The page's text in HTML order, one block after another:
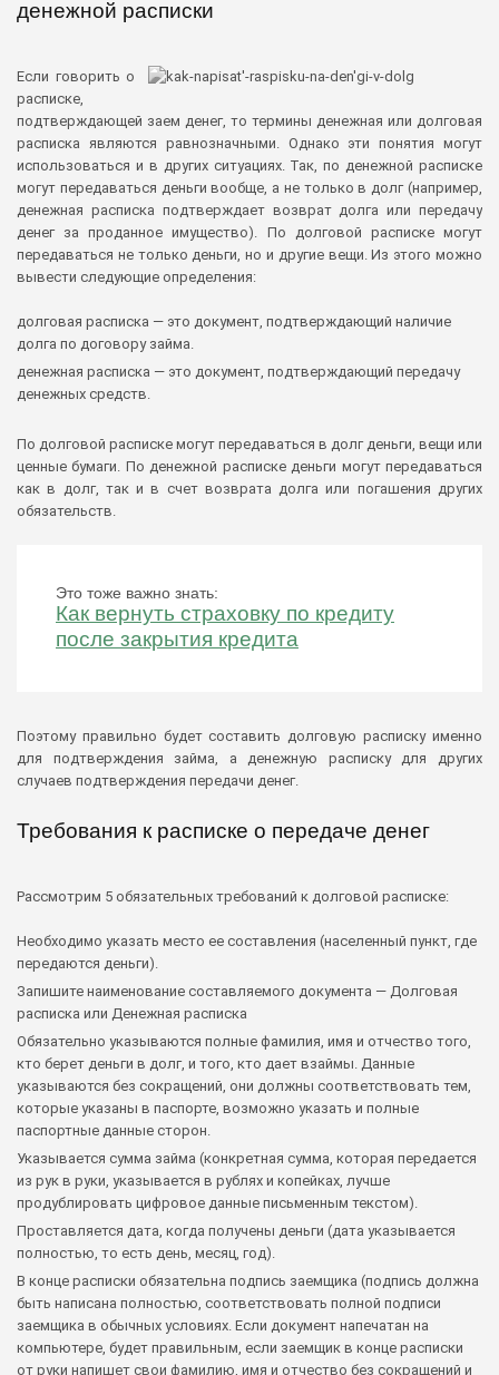
денежной расписки
Если говорить о
расписке,
подтверждающей заем денег, то термины денежная или долговая
расписка являются равнозначными. Однако эти понятия могут
использоваться и в других ситуациях. Так, по денежной расписке
могут передаваться деньги вообще, а не только в долг (например,
денежная расписка подтверждает возврат долга или передачу
денег за проданное имущество). По долговой расписке могут
передаваться не только деньги, но и другие вещи. Из этого можно
вывести следующие определения:
долговая расписка — это документ, подтверждающий наличие
долга по договору займа.
денежная расписка — это документ, подтверждающий передачу
денежных средств.
По долговой расписке могут передаваться в долг деньги, вещи или
ценные бумаги. По денежной расписке деньги могут передаваться
как в долг, так и в счет возврата долга или погашения других
обязательств.
Это тоже важно знать:
Как вернуть страховку по кредиту
после закрытия кредита
Поэтому правильно будет составить долговую расписку именно
для подтверждения займа, а денежную расписку для других
случаев подтверждения передачи денег.
Требования к расписке о передаче денег
Рассмотрим 5 обязательных требований к долговой расписке:
Необходимо указать место ее составления (населенный пункт, где
передаются деньги).
Запишите наименование составляемого документа — Долговая
расписка или Денежная расписка
Обязательно указываются полные фамилия, имя и отчество того,
кто берет деньги в долг, и того, кто дает взаймы. Данные
указываются без сокращений, они должны соответствовать тем,
которые указаны в паспорте, возможно указать и полные
паспортные данные сторон.
Указывается сумма займа (конкретная сумма, которая передается
из рук в руки, указывается в рублях и копейках, лучше
продублировать цифровое данные письменным текстом).
Проставляется дата, когда получены деньги (дата указывается
полностью, то есть день, месяц, год).
В конце расписки обязательна подпись заемщика (подпись должна
быть написана полностью, соответствовать полной подписи
заемщика в обычных условиях. Если документ напечатан на
компьютере, будет правильным, если заемщик в конце расписки
от руки напишет свои фамилию, имя и отчество без сокращений и